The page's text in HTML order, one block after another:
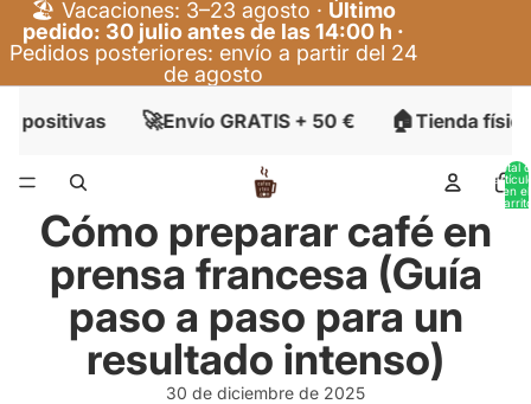
🏖️ Vacaciones: 3–23 agosto · Último
pedido: 30 julio antes de las 14:00 h ·
Pedidos posteriores: envío a partir del 24
de agosto
positivas 🚀Envío GRATIS + 50 € 🏠Tienda física
Total
en el
Cómo preparar café en
prensa francesa (Guía
paso a paso para un
resultado intenso)
30 de diciembre de 2025